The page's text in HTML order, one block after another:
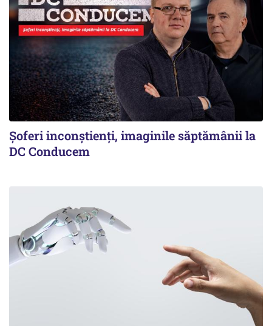
Şoferi inconştienţi, imaginile săptămânii la
DC Conducem